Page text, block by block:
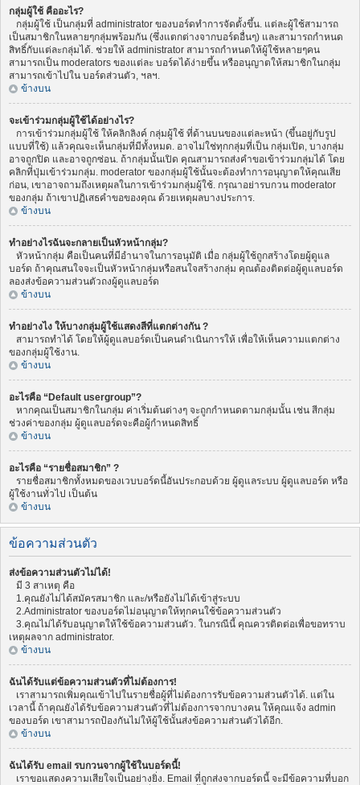
กลุ่มผู้ใช้ คืออะไร?
กลุ่มผู้ใช้ เป็นกลุ่มที่ administrator ของบอร์ดทำการจัดตั้งขึ้น. แต่ละผู้ใช้สามารถ
เป็นสมาชิกในหลายๆกลุ่มพร้อมกัน (ซึ่งแตกต่างจากบอร์ดอื่นๆ) และสามารถกำหนด
สิทธิ์กับแต่ละกลุ่มได้. ช่วยให้ administrator สามารถกำหนดให้ผู้ใช้หลายๆคน
สามารถเป็น moderators ของแต่ละ บอร์ดได้ง่ายขึ้น หรืออนุญาตให้สมาชิกในกลุ่ม
สามารถเข้าไปใน บอร์ดส่วนตัว, ฯลฯ.
ข้างบน
จะเข้าร่วมกลุ่มผู้ใช้ได้อย่างไร?
การเข้าร่วมกลุ่มผู้ใช้ ให้คลิกลิงค์ กลุ่มผู้ใช้ ที่ด้านบนของแต่ละหน้า (ขึ้นอยู่กับรูป
แบบที่ใช้) แล้วคุณจะเห็นกลุ่มที่มีทั้งหมด. อาจไม่ใช่ทุกกลุ่มที่เป็น กลุ่มเปิด, บางกลุ่ม
อาจถูกปิด และอาจถูกซ่อน. ถ้ากลุ่มนั้นเปิด คุณสามารถส่งคำขอเข้าร่วมกลุ่มได้ โดย
คลิกที่ปุ่มเข้าร่วมกลุ่ม. moderator ของกลุ่มผู้ใช้นั้นจะต้องทำการอนุญาตให้คุณเสีย
ก่อน, เขาอาจถามถึงเหตุผลในการเข้าร่วมกลุ่มผู้ใช้. กรุณาอย่ารบกวน moderator
ของกลุ่ม ถ้าเขาปฏิเสธคำขอของคุณ ด้วยเหตุผลบางประการ.
ข้างบน
ทำอย่างไรฉันจะกลายเป็นหัวหน้ากลุ่ม?
หัวหน้ากลุ่ม คือเป็นคนที่มีอำนาจในการอนุมัติ เมื่อ กลุ่มผู้ใช้ถูกสร้างโดยผู้ดูแล
บอร์ด ถ้าคุณสนใจจะเป็นหัวหน้ากลุ่มหรือสนใจสร้างกลุ่ม คุณต้องติดต่อผู้ดูแลบอร์ด
ลองส่งข้อความส่วนตัวถงผู้ดูแลบอร์ด
ข้างบน
ทำอย่างไง ให้บางกลุ่มผู้ใช้แสดงสีที่แตกต่างกัน ?
สามารถทำได้ โดยให้ผู้ดูแลบอร์ดเป็นคนดำเนินการให้ เพื่อให้เห็นความแตกต่าง
ของกลุ่มผู้ใช้งาน.
ข้างบน
อะไรคือ “Default usergroup”?
หากคุณเป็นสมาชิกในกลุ่ม ค่าเริ่มต้นต่างๆ จะถูกกำหนดตามกลุ่มนั้น เช่น สีกลุ่ม
ช่วงค่าของกลุ่ม ผู้ดูแลบอร์ดจะคือผู้กำหนดสิทธิ์
ข้างบน
อะไรคือ “รายชื่อสมาชิก” ?
รายชื่อสมาชิกทั้งหมดของเวบบอร์ดนี้อันประกอบด้วย ผู้ดูแลระบบ ผู้ดูแลบอร์ด หรือ
ผู้ใช้งานทั่วไป เป็นต้น
ข้างบน
ข้อความส่วนตัว
ส่งข้อความส่วนตัวไม่ได้!
มี 3 สาเหตุ คือ
1.คุณยังไม่ได้สมัครสมาชิก และ/หรือยังไม่ได้เข้าสู่ระบบ
2.Administrator ของบอร์ดไม่อนุญาตให้ทุกคนใช้ข้อความส่วนตัว
3.คุณไม่ได้รับอนุญาตให้ใช้ข้อความส่วนตัว. ในกรณีนี้ คุณควรติดต่อเพื่อขอทราบ
เหตุผลจาก administrator.
ข้างบน
ฉันได้รับแต่ข้อความส่วนตัวที่ไม่ต้องการ!
เราสามารถเพิ่มคุณเข้าไปในรายชื่อผู้ที่ไม่ต้องการรับข้อความส่วนตัวได้. แต่ใน
เวลานี้ ถ้าคุณยังได้รับข้อความส่วนตัวที่ไม่ต้องการจากบางคน ให้คุณแจ้ง admin
ของบอร์ด เขาสามารถป้องกันไม่ให้ผู้ใช้นั้นส่งข้อความส่วนตัวได้อีก.
ข้างบน
ฉันได้รับ email รบกวนจากผู้ใช้ในบอร์ดนี้!
เราขอแสดงความเสียใจเป็นอย่างยิ่ง. Email ที่ถูกส่งจากบอร์ดนี้ จะมีข้อความที่บอก